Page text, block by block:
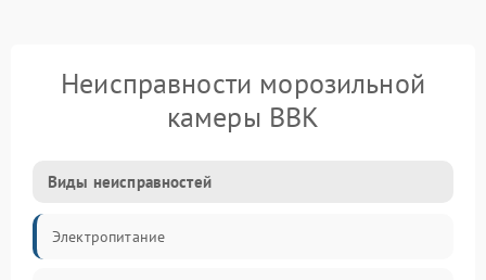
Неисправности морозильной
камеры BBK
Виды неисправностей
Электропитание